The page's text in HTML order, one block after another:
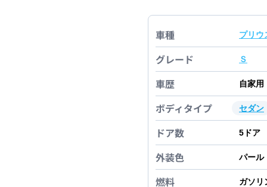
車種 プリウ
グレード Ｓ
車歴 自家用
ボディタイプ セダン
ドア数 5 ドア
外装色 パール
燃料 ガソリ